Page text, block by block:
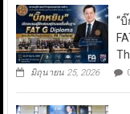
“
มิถุนายน 25, 2026